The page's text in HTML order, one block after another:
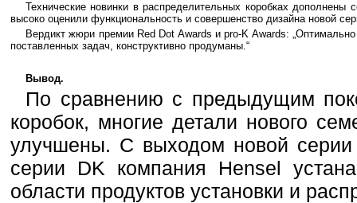
Технические новинки в распределительных коробках
высоко оценили функциональность и совершенство дизайна новой
Вердикт жюри премии Red Dot Awards и pro-K Awards:
поставленных задач, конструктивно продуманы.“
Вывод.
По сравнению с предыдущим
коробок, многие детали нового
улучшены. С выходом новой серии
серии DK компания Hensel
области продуктов установки и